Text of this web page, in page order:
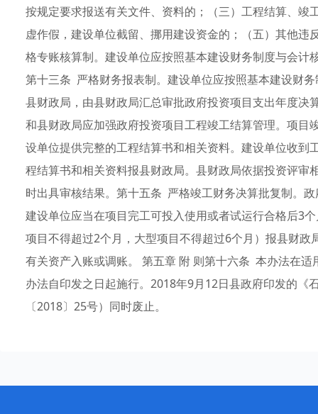
按规定要求报送有关文件、资料的；（三）工程结算、
虚作假，建设单位截留、挪用建设资金的；（五）其他
格专账核算制。建设单位应按照基本建设财务制度与会
第十三条 严格财务报表制。建设单位应按照基本建设财
县财政局，由县财政局汇总审批政府投资项目支出年度
和县财政局应加强政府投资项目工程竣工结算管理。项
设单位提供完整的工程结算书和相关资料。建设单位收
程结算书和相关资料报县财政局。县财政局依据投资评
时出具审核结果。第十五条 严格竣工财务决算批复制。
建设单位应当在项目完工可投入使用或者试运行合格后3
项目不得超过2个月，大型项目不得超过6个月）报县财
有关资产入账或调账。 第五章 附 则第十六条 本办法在
办法自印发之日起施行。2018年9月12日县政府印发的《
〔2018〕25号）同时废止。